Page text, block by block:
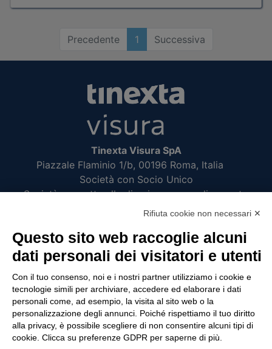
Precedente 1 Successiva
Tinexta Visura SpA
Piazzale Flaminio 1/b, 00196 Roma, Italia
Società con Socio Unico
Società soggetta alla direzione e coordinamento
di Tinexta SpA
UTILITÀ
Recupero Password
Verifica attestato di presenza
POLICIES AND TERMS
Rifiuta cookie non necessari ✕
Questo sito web raccoglie alcuni
dati personali dei visitatori e utenti
Con il tuo consenso, noi e i nostri partner utilizziamo i cookie e
tecnologie simili per archiviare, accedere ed elaborare i dati
personali come, ad esempio, la visita al sito web o la
personalizzazione degli annunci. Poiché rispettiamo il tuo diritto
alla privacy, è possibile scegliere di non consentire alcuni tipi di
cookie. Clicca su preferenze GDPR per saperne di più.